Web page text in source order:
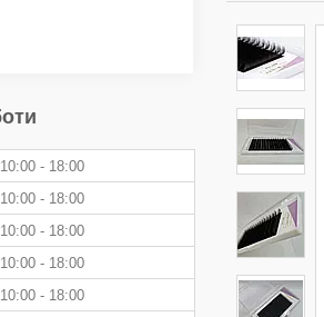
10:00 18:00
10:00 18:00
10:00 18:00
10:00 18:00
10:00 18:00